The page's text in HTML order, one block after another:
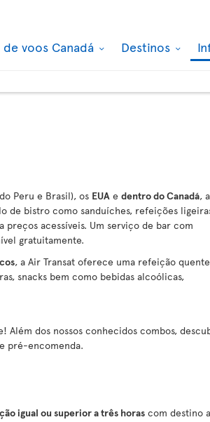
voos Canadá Destinos
Peru e Brasil), os EUA e dentro do Canadá,
de bistro como sanduíches, refeições
preços acessíveis. Um serviço de bar com
gratuitamente.
, a Air Transat oferece uma refeição quente
snacks bem como bebidas alcoólicas,
dos nossos conhecidos combos,
pré-encomenda.
igual ou superior a três horas com destino